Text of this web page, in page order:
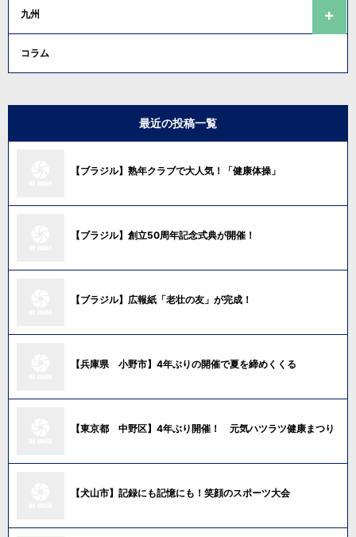
九州
コラム
最近の投稿一覧
【ブラジル】熟年クラブで大人気！「健康体操」
【ブラジル】創立50周年記念式典が開催！
【ブラジル】広報紙「老壮の友」が完成！
【兵庫県 小野市】4年ぶりの開催で夏を締めくくる
【東京都 中野区】4年ぶり開催！ 元気ハツラツ健康まつり
【犬山市】記録にも記憶にも！笑顔のスポーツ大会